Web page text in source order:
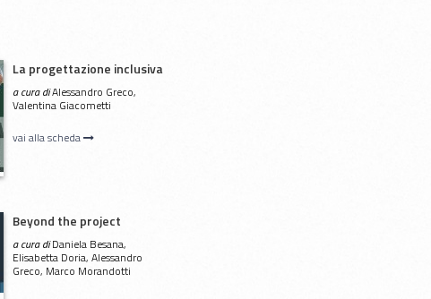
La progettazione inclusiva
a cura diAlessandro Greco,
Valentina Giacometti
vai alla scheda
Beyond the project
a cura diDaniela Besana,
Elisabetta Doria, Alessandro
Greco, Marco Morandotti